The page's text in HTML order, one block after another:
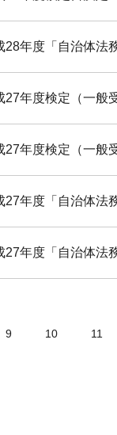
28年度「自治体法
27年度検定（一般
27年度検定（一般
27年度「自治体法
27年度「自治体法
9 10 11